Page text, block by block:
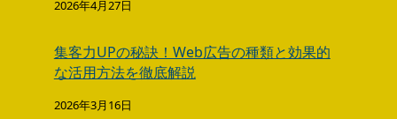
2026年4月27日
集客力UPの秘訣！Web広告の種類と効果的
な活用方法を徹底解説
2026年3月16日